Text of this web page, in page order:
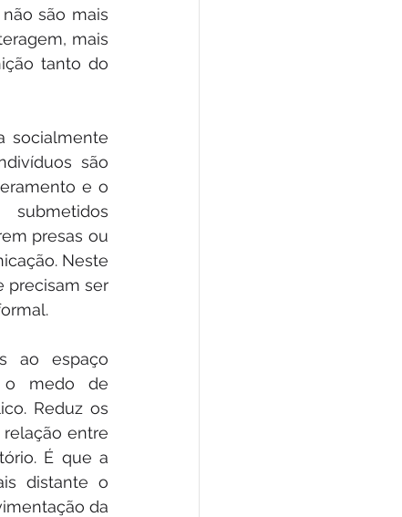
são mais
mais
tanto do
socialmente
são
e o
presas ou
Neste
precisam ser
ao espaço
o medo de
Reduz os
entre
É que a
distante o
da